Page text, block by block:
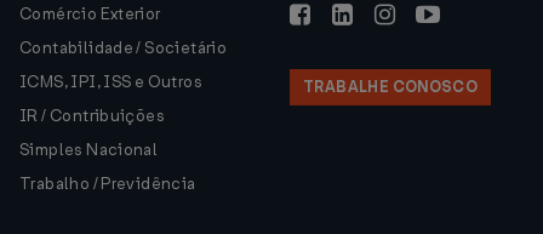
Comércio Exterior
Contabilidade / Societário
ICMS, IPI, ISS e Outros
IR / Contribuições
Simples Nacional
Trabalho / Previdência
TRABALHE CONOSCO